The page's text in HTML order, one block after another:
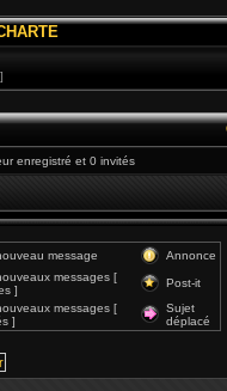
enregistré et 0 invités
message
Annonce
messages [
]
Post-it
messages [
]
Sujet
déplacé